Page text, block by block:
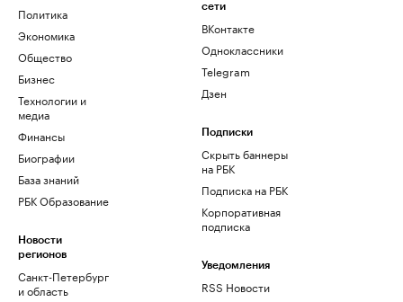
Политика
Экономика
Общество
Бизнес
Технологии и
медиа
Финансы
Биографии
База знаний
РБК Образование
Новости
регионов
Санкт-Петербург
и область
сети
ВКонтакте
Одноклассники
Telegram
Дзен
Подписки
Скрыть баннеры
на РБК
Подписка на РБК
Корпоративная
подписка
Уведомления
RSS Новости